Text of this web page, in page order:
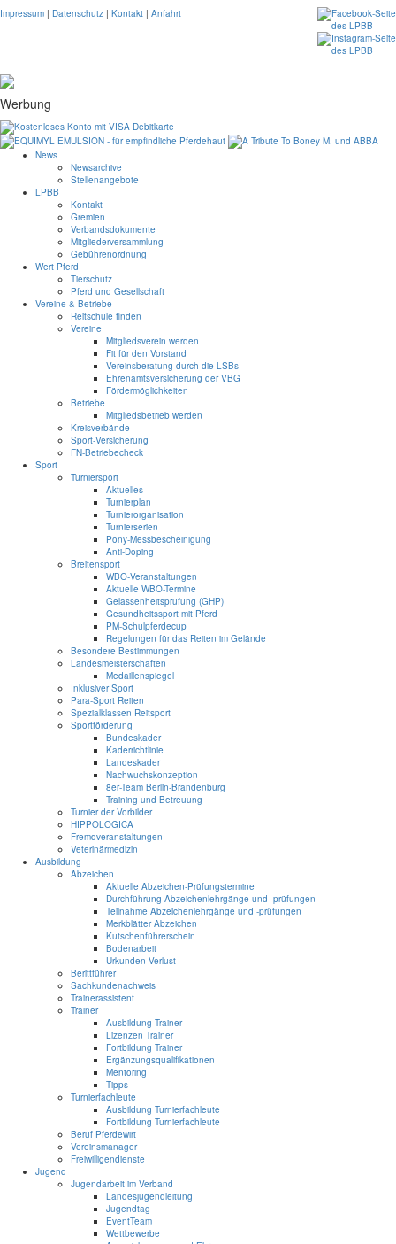
Impressum | Datenschutz | Kontakt | Anfahrt
Werbung
News
Newsarchive
Stellenangebote
LPBB
Kontakt
Gremien
Verbandsdokumente
Mitgliederversammlung
Gebührenordnung
Wert Pferd
Tierschutz
Pferd und Gesellschaft
Vereine & Betriebe
Reitschule finden
Vereine
Mitgliedsverein werden
Fit für den Vorstand
Vereinsberatung durch die LSBs
Ehrenamtsversicherung der VBG
Fördermöglichkeiten
Betriebe
Mitgliedsbetrieb werden
Kreisverbände
Sport-Versicherung
FN-Betriebecheck
Sport
Turniersport
Aktuelles
Turnierplan
Turnierorganisation
Turnierserien
Pony-Messbescheinigung
Anti-Doping
Breitensport
WBO-Veranstaltungen
Aktuelle WBO-Termine
Gelassenheitsprüfung (GHP)
Gesundheitssport mit Pferd
PM-Schulpferdecup
Regelungen für das Reiten im Gelände
Besondere Bestimmungen
Landesmeisterschaften
Medaillenspiegel
Inklusiver Sport
Para-Sport Reiten
Spezialklassen Reitsport
Sportförderung
Bundeskader
Kaderrichtlinie
Landeskader
Nachwuchskonzeption
8er-Team Berlin-Brandenburg
Training und Betreuung
Turnier der Vorbilder
HIPPOLOGICA
Fremdveranstaltungen
Veterinärmedizin
Ausbildung
Abzeichen
Aktuelle Abzeichen-Prüfungstermine
Durchführung Abzeichenlehrgänge und -prüfungen
Teilnahme Abzeichenlehrgänge und -prüfungen
Merkblätter Abzeichen
Kutschenführerschein
Bodenarbeit
Urkunden-Verlust
Berittführer
Sachkundenachweis
Trainerassistent
Trainer
Ausbildung Trainer
Lizenzen Trainer
Fortbildung Trainer
Ergänzungsqualifikationen
Mentoring
Tipps
Turnierfachleute
Ausbildung Turnierfachleute
Fortbildung Turnierfachleute
Beruf Pferdewirt
Vereinsmanager
Freiwilligendienste
Jugend
Jugendarbeit im Verband
Landesjugendleitung
Jugendtag
EventTeam
Wettbewerbe